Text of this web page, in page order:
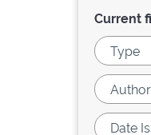
Current